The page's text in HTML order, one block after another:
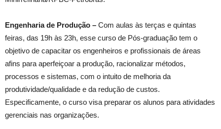
Engenharia de Produção – Com aulas às terças e quintas
feiras, das 19h às 23h, esse curso de Pós-graduação tem o
objetivo de capacitar os engenheiros e profissionais de áreas
afins para aperfeiçoar a produção, racionalizar métodos,
processos e sistemas, com o intuito de melhoria da
produtividade/qualidade e da redução de custos.
Especificamente, o curso visa preparar os alunos para atividades
gerenciais nas organizações.